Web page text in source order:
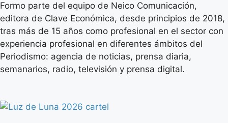
Formo parte del equipo de Neico Comunicación,
editora de Clave Económica, desde principios de 2018,
tras más de 15 años como profesional en el sector con
experiencia profesional en diferentes ámbitos del
Periodismo: agencia de noticias, prensa diaria,
semanarios, radio, televisión y prensa digital.